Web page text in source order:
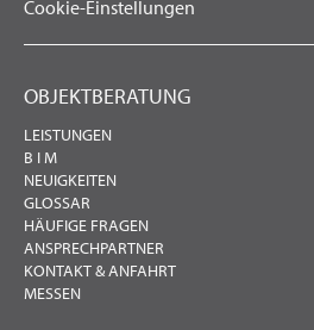
Cookie-Einstellungen
OBJEKTBERATUNG
LEISTUNGEN
B I M
NEUIGKEITEN
GLOSSAR
HÄUFIGE FRAGEN
ANSPRECHPARTNER
KONTAKT & ANFAHRT
MESSEN